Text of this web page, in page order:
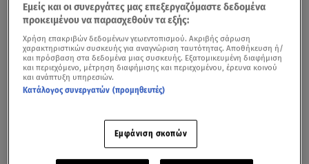
Εμείς και οι συνεργάτες μας επεξεργαζόμαστε δεδομένα
προκειμένου να παρασχεθούν τα εξής:
Χρήση επακριβών δεδομένων γεωεντοπισμού. Ακριβής σάρωση
χαρακτηριστικών συσκευής για αναγνώριση ταυτότητας. Αποθήκευση ή/
και πρόσβαση στα δεδομένα μιας συσκευής. Εξατομικευμένη διαφήμιση
και περιεχόμενο, μέτρηση διαφήμισης και περιεχομένου, έρευνα κοινού
και ανάπτυξη υπηρεσιών.
Κατάλογος συνεργατών (προμηθευτές)
Εμφάνιση σκοπών